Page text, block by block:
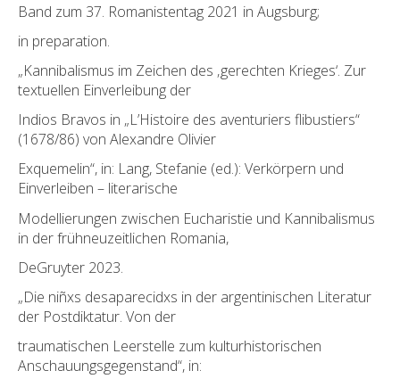
Band zum 37. Romanistentag 2021 in Augsburg;
in preparation.
„Kannibalismus im Zeichen des ‚gerechten Krieges‘. Zur
textuellen Einverleibung der
Indios Bravos in „L’Histoire des aventuriers flibustiers“
(1678/86) von Alexandre Olivier
Exquemelin“, in: Lang, Stefanie (ed.): Verkörpern und
Einverleiben – literarische
Modellierungen zwischen Eucharistie und Kannibalismus
in der frühneuzeitlichen Romania,
DeGruyter 2023.
„Die niñxs desaparecidxs in der argentinischen Literatur
der Postdiktatur. Von der
traumatischen Leerstelle zum kulturhistorischen
Anschauungsgegenstand“, in: